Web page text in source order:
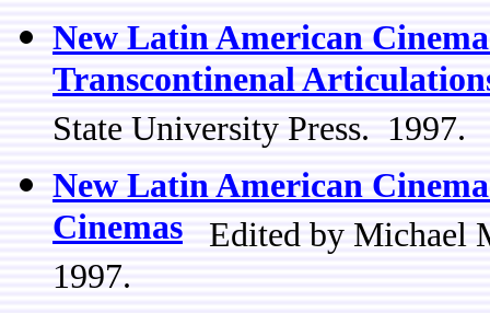
New Latin American
Transcontinenal
State University Press. 1997.
New Latin American
Cinemas Edited by Michael
1997.